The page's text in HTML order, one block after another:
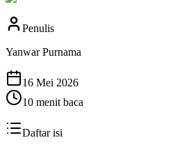
Penulis
Yanwar Purnama
16 Mei 2026
10 menit baca
Daftar isi